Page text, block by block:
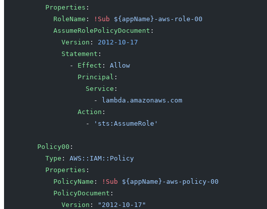
      Properties
:
        RoleName
: !Sub ${appName}-aws-role-00
        AssumeRolePolicyDocument
:
          Version
: 2012-10-17
          Statement
:
            -
Effect : Allow
              Principal
:
                Service
:
                  -
lambda.amazonaws.com
              Action
:
                -
'sts:AssumeRole'
    Policy00
:
      Type
: AWS::IAM::Policy
      Properties
:
        PolicyName
: !Sub ${appName}-aws-policy-00
        PolicyDocument
:
          Version
:
"2012-10-17"